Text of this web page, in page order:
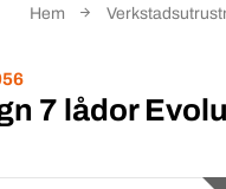
Hem
7 lådor